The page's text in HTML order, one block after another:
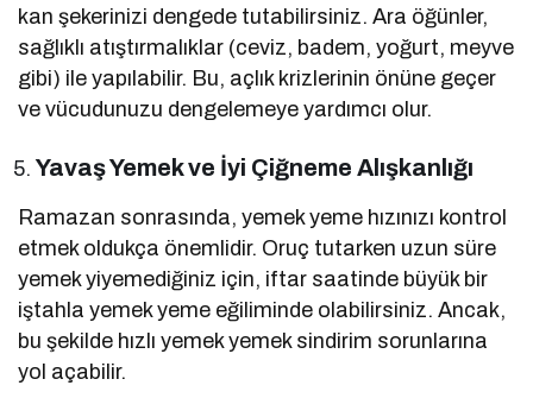
kan şekerinizi dengede tutabilirsiniz. Ara öğünler,
sağlıklı atıştırmalıklar (ceviz, badem, yoğurt, meyve
gibi) ile yapılabilir. Bu, açlık krizlerinin önüne geçer
ve vücudunuzu dengelemeye yardımcı olur.
Yavaş Yemek ve İyi Çiğneme Alışkanlığı
Ramazan sonrasında, yemek yeme hızınızı kontrol
etmek oldukça önemlidir. Oruç tutarken uzun süre
yemek yiyemediğiniz için, iftar saatinde büyük bir
iştahla yemek yeme eğiliminde olabilirsiniz. Ancak,
bu şekilde hızlı yemek yemek sindirim sorunlarına
yol açabilir.